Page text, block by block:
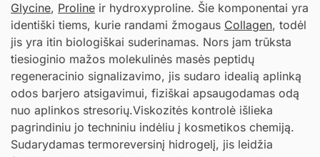
Glycine, Proline ir hydroxyproline. Šie komponentai yra
identiški tiems, kurie randami žmogaus Collagen, todėl
jis yra itin biologiškai suderinamas. Nors jam trūksta
tiesioginio mažos molekulinės masės peptidų
regeneracinio signalizavimo, jis sudaro idealią aplinką
odos barjero atsigavimui, fiziškai apsaugodamas odą
nuo aplinkos stresorių.Viskozitės kontrolė išlieka
pagrindiniu jo techniniu indėliu į kosmetikos chemiją.
Sudarydamas termoreversinį hidrogelį, jis leidžia